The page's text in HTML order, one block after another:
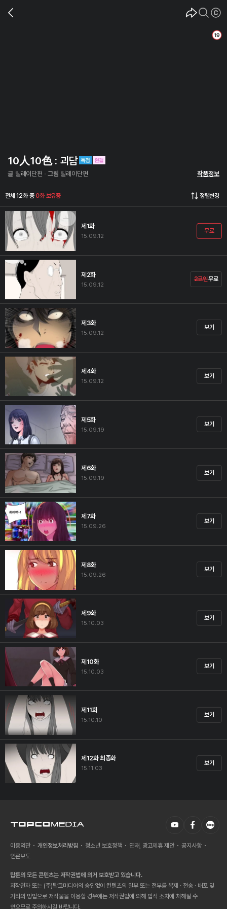
10人10色 : 괴담
글 릴레이단편 그림 릴레이단편 작품정보
전체 12화 중 0화 보유중 정렬변경
제1화
15.09.12
무료
제2화
15.09.12
2코인무료
제3화
15.09.12
보기
제4화
15.09.12
보기
제5화
15.09.19
보기
제6화
15.09.19
보기
제7화
15.09.26
보기
제8화
15.09.26
보기
제9화
15.10.03
보기
제10화
15.10.03
보기
제11화
15.10.10
보기
제12화 최종화
15.11.03
보기
이용약관 개인정보처리방침 청소년 보호정책 연재, 광고제휴 제안
공지사항
언론보도
탑툰의 모든 콘텐츠는 저작권법에 의거 보호받고 있습니다.
저작권자 또는 (주)탑코미디어의 승인없이 컨텐츠의 일부 또는 전부를 복제 · 전송 · 배포 및
기타의 방법으로 저작물을 이용할 경우에는 저작권법에 의해 법적 조치에 처해질 수
있으므로 주의하시길 바랍니다.